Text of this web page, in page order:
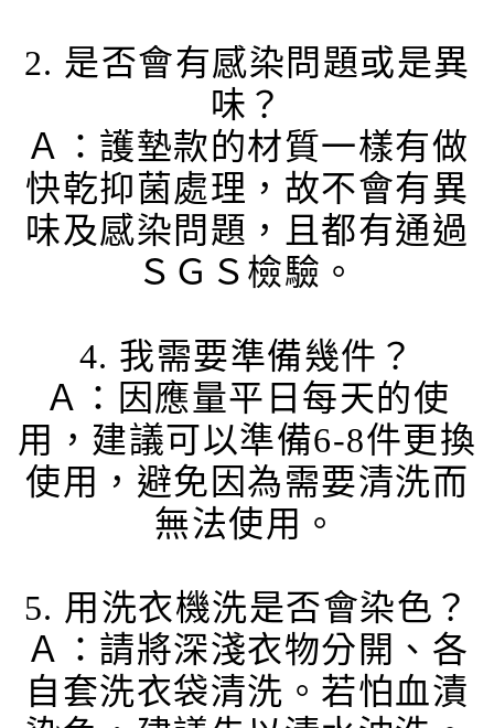
2. 是否會有感染問題或是異
味？
Ａ：護墊款的材質一樣有做
快乾抑菌處理，故不會有異
味及感染問題，且都有通過
ＳＧＳ檢驗。
4. 我需要準備幾件？
Ａ：因應量平日每天的使
用，建議可以準備6-8件更換
使用，避免因為需要清洗而
無法使用。
5. 用洗衣機洗是否會染色？
Ａ：請將深淺衣物分開、各
自套洗衣袋清洗。若怕血漬